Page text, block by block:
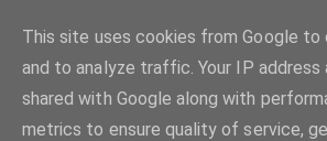
This site uses cookies from Google to
and to analyze traffic. Your IP address
shared with Google along with
metrics to ensure quality of service,